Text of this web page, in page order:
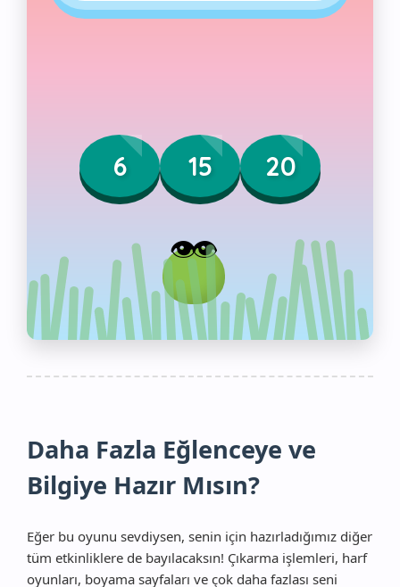
Daha Fazla Eğlenceye ve
Bilgiye Hazır Mısın?
Eğer bu oyunu sevdiysen, senin için hazırladığımız diğer
tüm etkinliklere de bayılacaksın! Çıkarma işlemleri, harf
oyunları, boyama sayfaları ve çok daha fazlası seni